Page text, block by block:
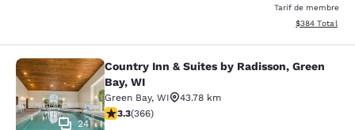
Tarif de membre
Afficher les
$384 Total
Country Inn & Suites by Radisson,
24
Country Inn & Suites by Radisson, Green
Bay, WI
Green Bay, WI
43.78 km
3.28 étoiles. Bien. 366 commentaires
3.3(366)